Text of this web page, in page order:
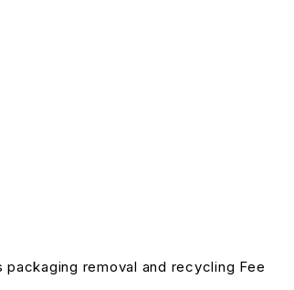
removal and recycling Fee